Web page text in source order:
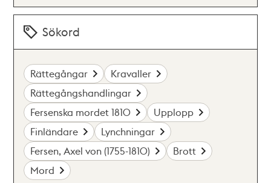
Sökord
Rättegångar
Kravaller
Rättegångshandlingar
Fersenska mordet 1810
Upplopp
Finländare
Lynchningar
Fersen, Axel von (1755-1810)
Brott
Mord